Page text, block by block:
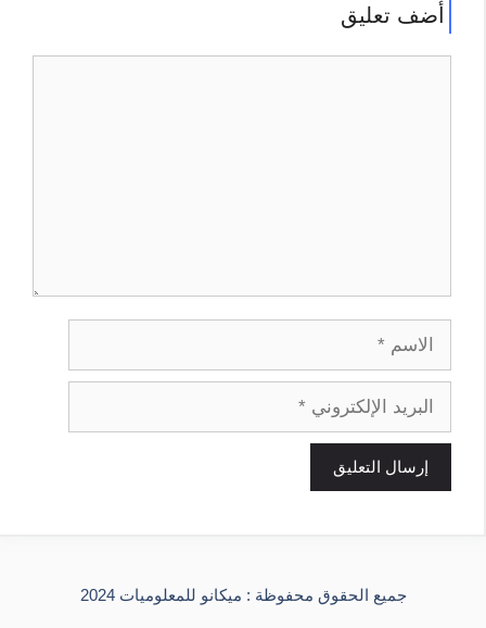
أضف تعليق
الاسم
البريد
الإلكتروني
جميع الحقوق محفوظة : ميكانو للمعلوميات 2024